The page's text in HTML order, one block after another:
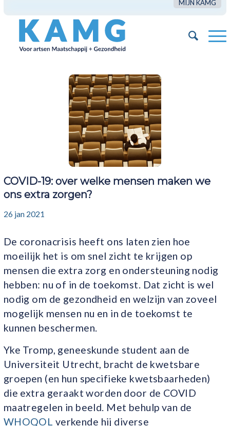
MIJN KAMG
COVID-19: over welke mensen maken we
ons extra zorgen?
26 jan 2021
De coronacrisis heeft ons laten zien hoe
moeilijk het is om snel zicht te krijgen op
mensen die extra zorg en ondersteuning nodig
hebben: nu of in de toekomst. Dat zicht is wel
nodig om de gezondheid en welzijn van zoveel
mogelijk mensen nu en in de toekomst te
kunnen beschermen.
Yke Tromp, geneeskunde student aan de
Universiteit Utrecht, bracht de kwetsbare
groepen (en hun specifieke kwetsbaarheden)
die extra geraakt worden door de COVID
maatregelen in beeld. Met behulp van de
WHOQOL verkende hij diverse